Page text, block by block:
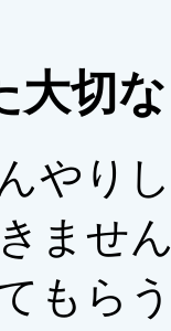
大切
やり
ませ
もら